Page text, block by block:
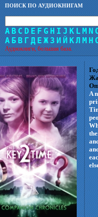
ПОИСК ПО АУДИОКНИГАМ
A B C D E F G H I J K L M N
А Б В Г Д Е Ж З И Й КЛ М Н
Аудиокниги, большая база.
A